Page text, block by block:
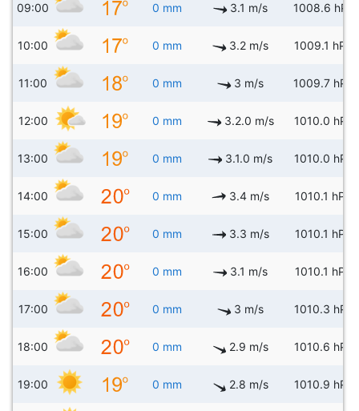
09:00 0 mm 3.1 m/s 1008.6 hPa
10:00 0 mm 3.2 m/s 1009.1 hPa
11:00 0 mm 3 m/s 1009.7 hPa
12:00 0 mm 3.2.0 m/s 1010.0 hPa
13:00 0 mm 3.1.0 m/s 1010.0 hPa
14:00 0 mm 3.4 m/s 1010.1 hPa
15:00 0 mm 3.3 m/s 1010.1 hPa
16:00 0 mm 3.1 m/s 1010.1 hPa
17:00 0 mm 3 m/s 1010.3 hPa
18:00 0 mm 2.9 m/s 1010.6 hPa
19:00 0 mm 2.8 m/s 1010.9 hPa